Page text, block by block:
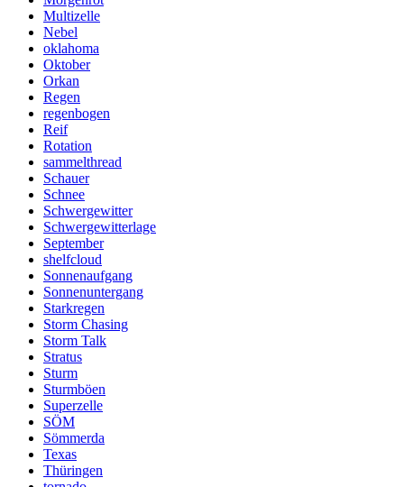
Multizelle
Nebel
oklahoma
Oktober
Orkan
Regen
regenbogen
Reif
Rotation
sammelthread
Schauer
Schnee
Schwergewitter
Schwergewitterlage
September
shelfcloud
Sonnenaufgang
Sonnenuntergang
Starkregen
Storm Chasing
Storm Talk
Stratus
Sturm
Sturmböen
Superzelle
SÖM
Sömmerda
Texas
Thüringen